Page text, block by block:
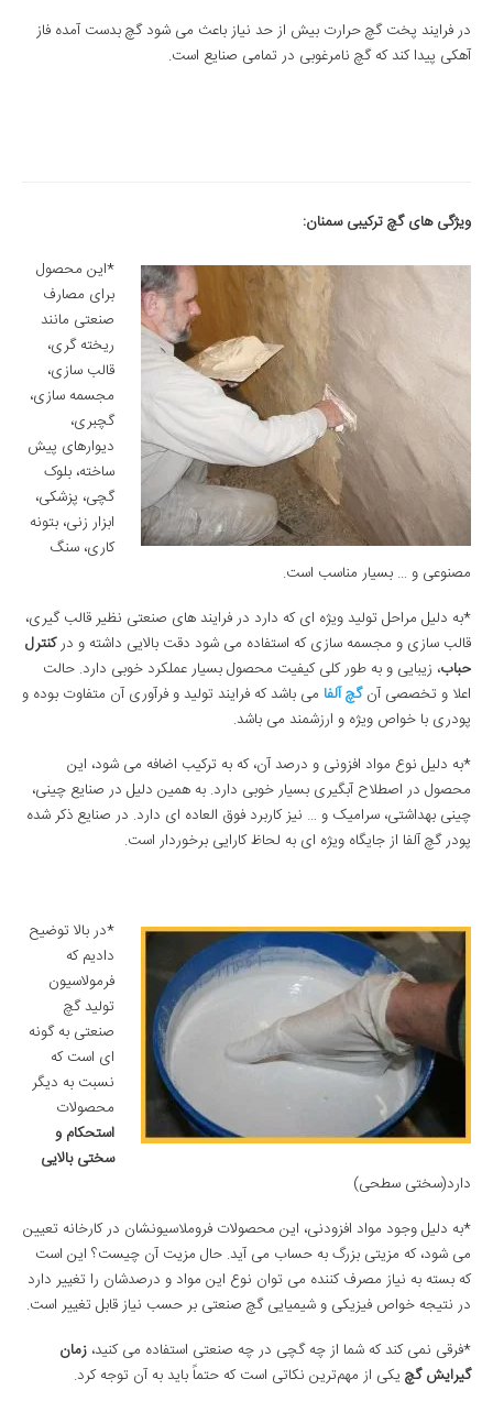
در فرایند پخت گچ حرارت بیش از حد نیاز باعث می شود گچ بدست آمده فاز
آهکی پیدا کند که گچ نامرغوبی در تمامی صنایع است.
ویژگی های گچ ترکیبی سمنان:
*این محصول
برای مصارف
صنعتی مانند
ریخته گری،
قالب سازی،
مجسمه سازی،
گچبری،
دیوارهای پیش
ساخته، بلوک
گچی، پزشکی،
ابزار زنی، بتونه
کاری، سنگ
مصنوعی و … بسیار مناسب است.
*به دلیل مراحل تولید ویژه ای که دارد در فرایند های صنعتی نظیر قالب گیری،
قالب سازی و مجسمه سازی که استفاده می شود دقت بالایی داشته و درکنترل
حباب، زیبایی و به طور کلی کیفیت محصول بسیار عملکرد خوبی دارد. حالت
اعلا و تخصصی آنگچ آلفا می باشد که فرایند تولید و فرآوری آن متفاوت بوده و
پودری با خواص ویژه و ارزشمند می باشد.
*به دلیل نوع مواد افزونی و درصد آن، که به ترکیب اضافه می شود، این
محصول در اصطلاح آبگیری بسیار خوبی دارد. به همین دلیل در صنایع چینی،
چینی بهداشتی، سرامیک و … نیز کاربرد فوق العاده ای دارد. در صنایع ذکر شده
پودر گچ آلفا از جایگاه ویژه ای به لحاظ کارایی برخوردار است.
*در بالا توضیح
دادیم که
فرمولاسیون
تولید گچ
صنعتی به گونه
ای است که
نسبت به دیگر
محصولات
استحکام و
سختی بالایی
دارد(سختی سطحی)
*به دلیل وجود مواد افزودنی، این محصولات فروملاسیونشان در کارخانه تعیین
می شود، که مزیتی بزرگ به حساب می آید. حال مزیت آن چیست؟ این است
که بسته به نیاز مصرف کننده می توان نوع این مواد و درصدشان را تغییر دارد
در نتیجه خواص فیزیکی و شیمیایی گچ صنعتی بر حسب نیاز قابل تغییر است.
*فرقی نمی کند که شما از چه گچی در چه صنعتی استفاده می کنید، زمان
گیرایش گچ یکی از مهم‌ترین نکاتی است که حتماً باید به آن توجه کرد.